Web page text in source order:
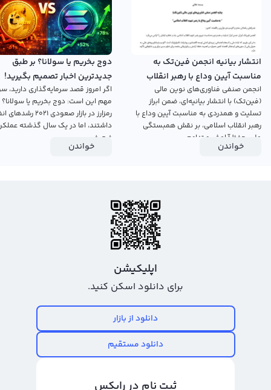
انتشار بیانیه انجمن فین‌تک به
مناسبت آیین وداع با رهبر انقلاب
اسلامی
انجمن صنفی فناوری‌های نوین مالی
(فین‌تک) با انتشار بیانیه‌ای، ضمن ابراز
تسلیت و همدردی به مناسبت آیین وداع با
رهبر انقلاب اسلامی، بر نقش همبستگی
ملی، حفظ آرامش و تداوم...
خواندن
دوج بخریم یا سولانا؟ بر طبق
جدیدترین اخبار تصمیم بگیرید!
اگر امروز قصد سرمایه‌گذاری دارید،
مهم این است: دوج بخریم یا
رمزارز در بازار صعودی ۲۰۲۱
داشتند، اما در یک سال گذشته
ضعیفی...
خواندن
اپلیکیشن
برای دانلود اسکن کنید.
دانلود از بازار
دانلود مستقیم
ثبت نام در رابکس